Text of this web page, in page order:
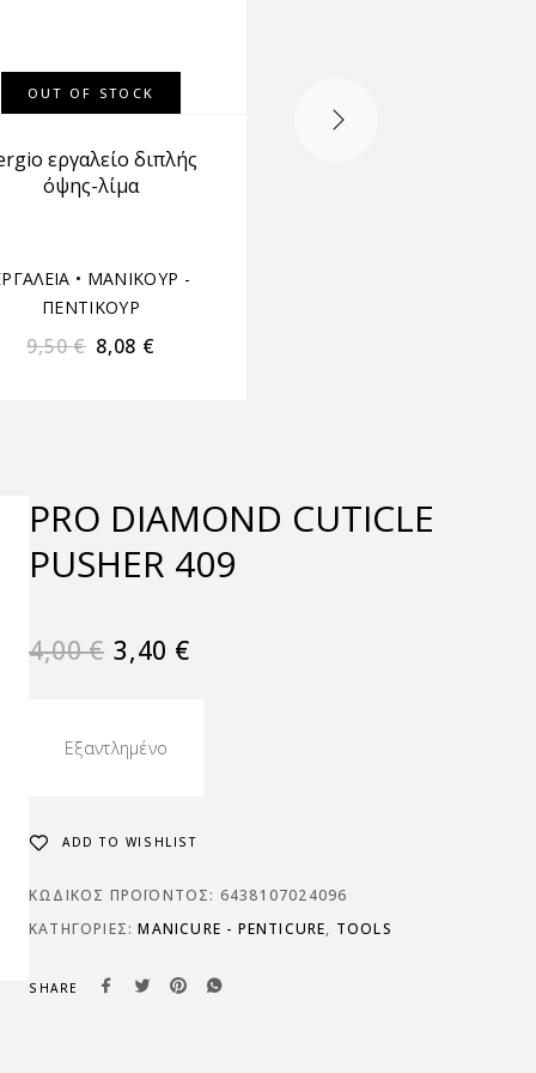
OUT OF STOCK
εργαλείο διπλής
όψης-λίμα
• ΜΑΝΙΚΟΥΡ -
ΠΕΝΤΙΚΟΥΡ
9,50€ 8,08 €
PRO DIAMOND CUTICLE
PUSHER 409
4,00€ 3,40 €
Εξαντλημένο
ADD TO WISHLIST
ΚΩΔΙΚΌΣ ΠΡΟΪΌΝΤΟΣ: 6438107024096
ΚΑΤΗΓΟΡΊΕΣ:MANICURE - PENTICURE, TOOLS
SHARE